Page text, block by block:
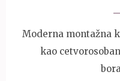
Moderna montažna
kao